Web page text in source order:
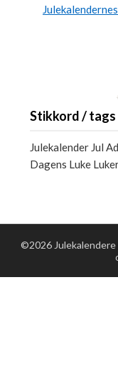
Stikkord / tags
Julekalender Jul
Dagens Luke
©2026 Julekalendere